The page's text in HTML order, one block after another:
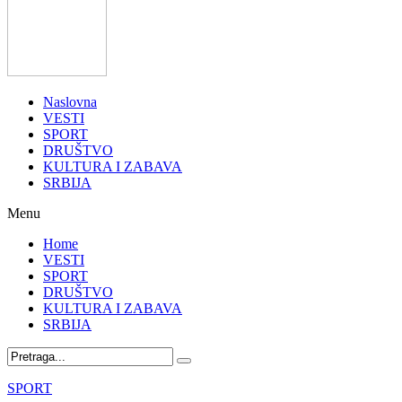
Naslovna
VESTI
SPORT
DRUŠTVO
KULTURA I ZABAVA
SRBIJA
Menu
Home
VESTI
SPORT
DRUŠTVO
KULTURA I ZABAVA
SRBIJA
SPORT